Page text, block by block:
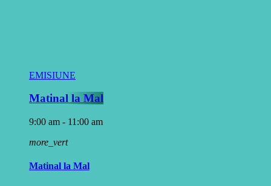
EMISIUNE
Matinal la Mal
9:00 am - 11:00 am
more_vert
Matinal la Mal